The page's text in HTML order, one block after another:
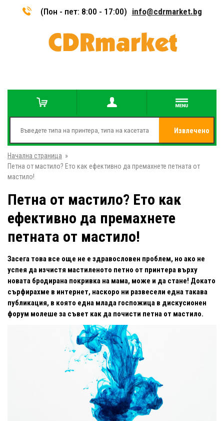
(Пон - пет: 8:00 - 17:00) info@cdrmarket.bg
Извлечено
Начална страница »
Петна от мастило? Ето как ефективно да премахнете петната от
мастило!
Петна от мастило? Ето как
ефективно да премахнете
петната от мастило!
Засега това все още не е здравословен проблем, но ако не
успея да изчистя мастиленото петно от принтера върху
новата бродирана покривка на мама, може и да стане! Докато
сърфирахме в интернет, наскоро ни развесели една такава
публикация, в която една млада госпожица в дискусионен
форум молеше за съвет как да почисти петна от мастило.